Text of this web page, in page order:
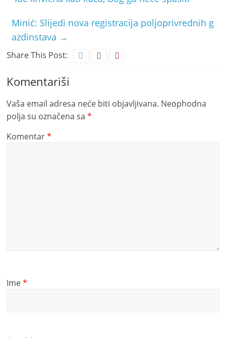
Minić: Slijedi nova registracija poljoprivrednih g
azdinstava →
Share This Post:
Komentariši
Vaša email adresa neće biti objavljivana. Neophodna
polja su označena sa*
Komentar*
Ime*